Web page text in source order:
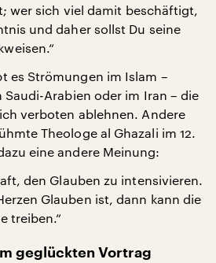
wer sich viel damit beschäftigt,
und daher sollst Du seine
es Strömungen im Islam –
Arabien oder im Iran – die
verboten ablehnen. Andere
Theologe al Ghazali im 12.
eine andere Meinung:
den Glauben zu intensivieren.
Glauben ist, dann kann die
treiben.“
geglückten Vortrag